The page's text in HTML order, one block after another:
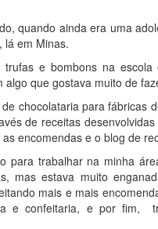
quando ainda era uma
lá em Minas.
e bombons na
que gostava muito de
chocolataria para fábricas
de receitas
encomendas e o blog de
para trabalhar na minha
mas estava muito
mais e mais
e confeitaria, e por fim,